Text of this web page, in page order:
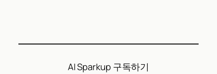
AI Sparkup 구독하기